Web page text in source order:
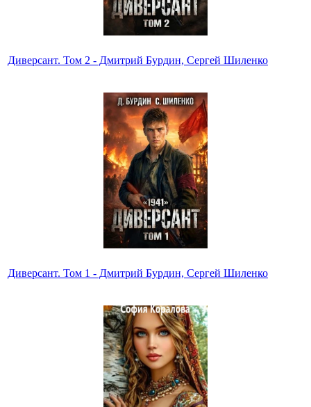
Диверсант. Том 2 - Дмитрий Бурдин, Сергей Шиленко
Диверсант. Том 1 - Дмитрий Бурдин, Сергей Шиленко